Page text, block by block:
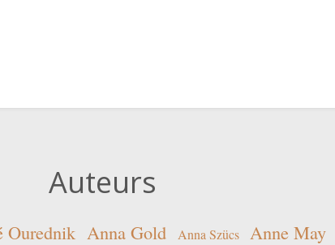
Auteurs
Ourednik Anna Gold Anna Szücs Anne May